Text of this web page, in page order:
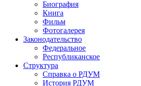
Биография
Книга
Фильм
Фотогалерея
Законодательство
Федеральное
Республиканское
Структура
Справка о РДУМ
История РДУМ